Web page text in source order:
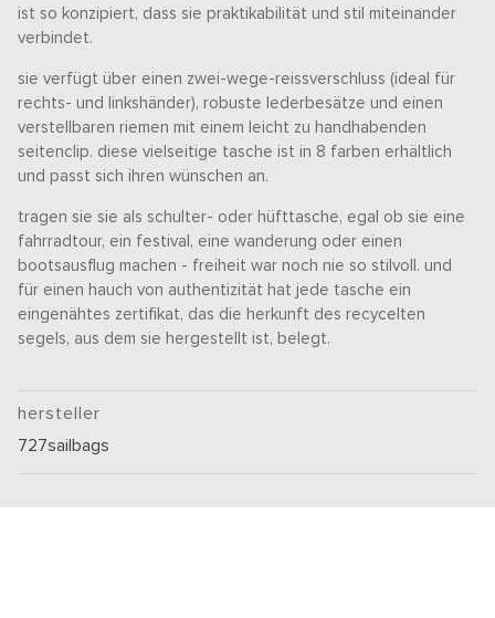
ist so konzipiert, dass sie praktikabilität und stil miteinander
verbindet.
sie verfügt über einen zwei-wege-reissverschluss (ideal für
rechts- und linkshänder), robuste lederbesätze und einen
verstellbaren riemen mit einem leicht zu handhabenden
seitenclip. diese vielseitige tasche ist in 8 farben erhältlich
und passt sich ihren wünschen an.
tragen sie sie als schulter- oder hüfttasche, egal ob sie eine
fahrradtour, ein festival, eine wanderung oder einen
bootsausflug machen - freiheit war noch nie so stilvoll. und
für einen hauch von authentizität hat jede tasche ein
eingenähtes zertifikat, das die herkunft des recycelten
segels, aus dem sie hergestellt ist, belegt.
hersteller
727sailbags